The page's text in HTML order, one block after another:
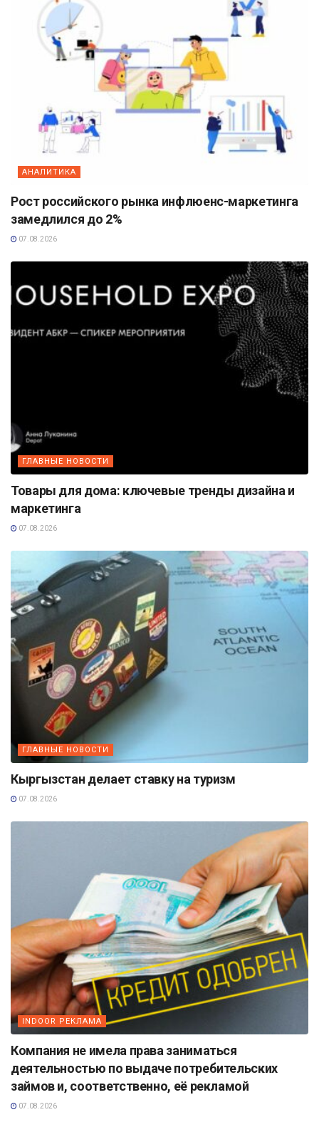
АНАЛИТИКА
Рост российского рынка инфлюенс-маркетинга
замедлился до 2%
07.08.2026
ГЛАВНЫЕ НОВОСТИ
Товары для дома: ключевые тренды дизайна и
маркетинга
07.08.2026
ГЛАВНЫЕ НОВОСТИ
Кыргызстан делает ставку на туризм
07.08.2026
INDOOR РЕКЛАМА
Компания не имела права заниматься
деятельностью по выдаче потребительских
займов и, соответственно, её рекламой
07.08.2026